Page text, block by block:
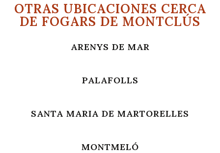
OTRAS UBICACIONES CERCA
DE FOGARS DE MONTCLÚS
ARENYS DE MAR
PALAFOLLS
SANTA MARIA DE MARTORELLES
MONTMELÓ